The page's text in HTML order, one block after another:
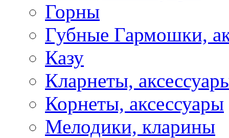
Горны
Губные Гармошки,
Казу
Кларнеты,
Корнеты, аксессуары
Мелодики, кларины